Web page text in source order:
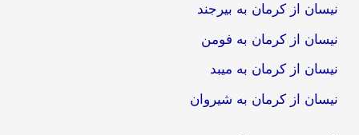
نیسان از کرمان به بیرجند
نیسان از کرمان به فومن
نیسان از کرمان به میبد
نیسان از کرمان به شیروان